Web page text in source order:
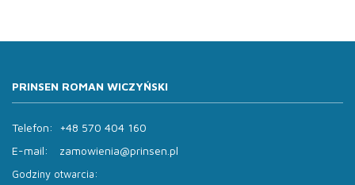
PRINSEN ROMAN WICZYŃSKI
Telefon:
+48 570 404 160
E-mail:
zamowienia@prinsen.pl
Godziny otwarcia: